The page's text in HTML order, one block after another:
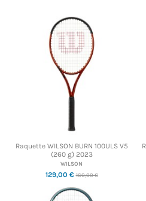
Raquette WILSON BURN 100ULS V5
(260 g) 2023
WILSON
129,00 €160,00 €